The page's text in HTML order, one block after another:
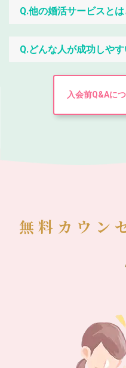
Q.他の婚活サービスと
Q.どんな人が成功しや
入会前Q&Aに
無料カウン